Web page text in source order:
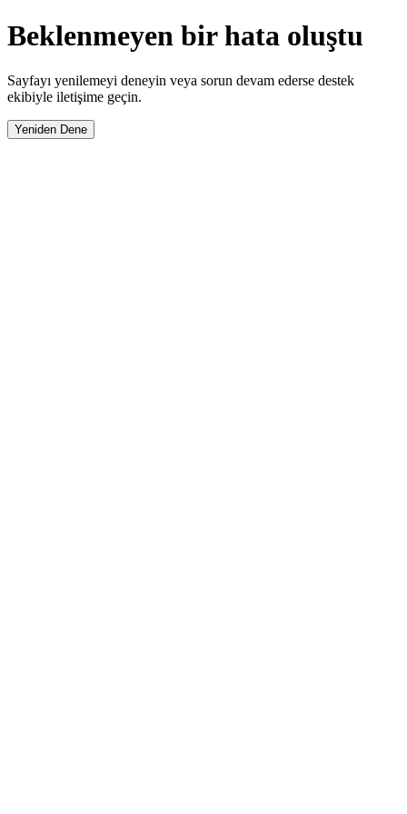
Beklenmeyen bir hata oluştu
Sayfayı yenilemeyi deneyin veya sorun devam ederse destek
ekibiyle iletişime geçin.
Yeniden Dene